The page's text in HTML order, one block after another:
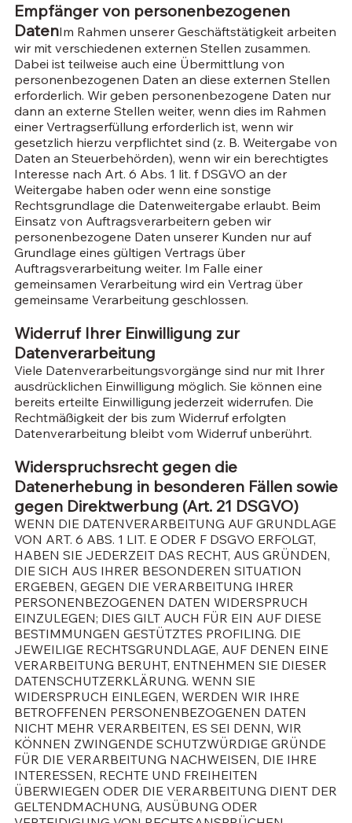
Empfänger von personenbezogenen
DatenIm Rahmen unserer Geschäftstätigkeit arbeiten
wir mit verschiedenen externen Stellen zusammen.
Dabei ist teilweise auch eine Übermittlung von
personenbezogenen Daten an diese externen Stellen
erforderlich. Wir geben personenbezogene Daten nur
dann an externe Stellen weiter, wenn dies im Rahmen
einer Vertragserfüllung erforderlich ist, wenn wir
gesetzlich hierzu verpflichtet sind (z. B. Weitergabe von
Daten an Steuerbehörden), wenn wir ein berechtigtes
Interesse nach Art. 6 Abs. 1 lit. f DSGVO an der
Weitergabe haben oder wenn eine sonstige
Rechtsgrundlage die Datenweitergabe erlaubt. Beim
Einsatz von Auftragsverarbeitern geben wir
personenbezogene Daten unserer Kunden nur auf
Grundlage eines gültigen Vertrags über
Auftragsverarbeitung weiter. Im Falle einer
gemeinsamen Verarbeitung wird ein Vertrag über
gemeinsame Verarbeitung geschlossen.
Widerruf Ihrer Einwilligung zur
Datenverarbeitung
Viele Datenverarbeitungsvorgänge sind nur mit Ihrer
ausdrücklichen Einwilligung möglich. Sie können eine
bereits erteilte Einwilligung jederzeit widerrufen. Die
Rechtmäßigkeit der bis zum Widerruf erfolgten
Datenverarbeitung bleibt vom Widerruf unberührt.
Widerspruchsrecht gegen die
Datenerhebung in besonderen Fällen sowie
gegen Direktwerbung (Art. 21 DSGVO)
WENN DIE DATENVERARBEITUNG AUF GRUNDLAGE
VON ART. 6 ABS. 1 LIT. E ODER F DSGVO ERFOLGT,
HABEN SIE JEDERZEIT DAS RECHT, AUS GRÜNDEN,
DIE SICH AUS IHRER BESONDEREN SITUATION
ERGEBEN, GEGEN DIE VERARBEITUNG IHRER
PERSONENBEZOGENEN DATEN WIDERSPRUCH
EINZULEGEN; DIES GILT AUCH FÜR EIN AUF DIESE
BESTIMMUNGEN GESTÜTZTES PROFILING. DIE
JEWEILIGE RECHTSGRUNDLAGE, AUF DENEN EINE
VERARBEITUNG BERUHT, ENTNEHMEN SIE DIESER
DATENSCHUTZERKLÄRUNG. WENN SIE
WIDERSPRUCH EINLEGEN, WERDEN WIR IHRE
BETROFFENEN PERSONENBEZOGENEN DATEN
NICHT MEHR VERARBEITEN, ES SEI DENN, WIR
KÖNNEN ZWINGENDE SCHUTZWÜRDIGE GRÜNDE
FÜR DIE VERARBEITUNG NACHWEISEN, DIE IHRE
INTERESSEN, RECHTE UND FREIHEITEN
ÜBERWIEGEN ODER DIE VERARBEITUNG DIENT DER
GELTENDMACHUNG, AUSÜBUNG ODER